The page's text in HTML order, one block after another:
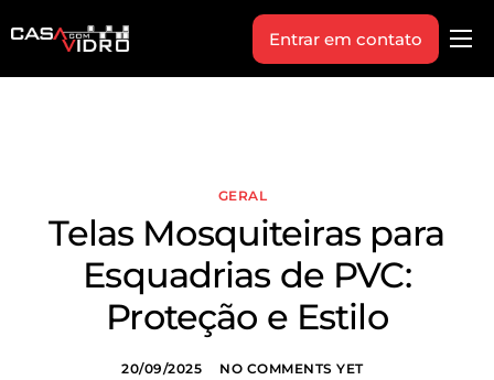
Produtos
Workshop
Entrar em contato
GERAL
Telas Mosquiteiras para
Esquadrias de PVC:
Proteção e Estilo
20/09/2025 NO COMMENTS YET